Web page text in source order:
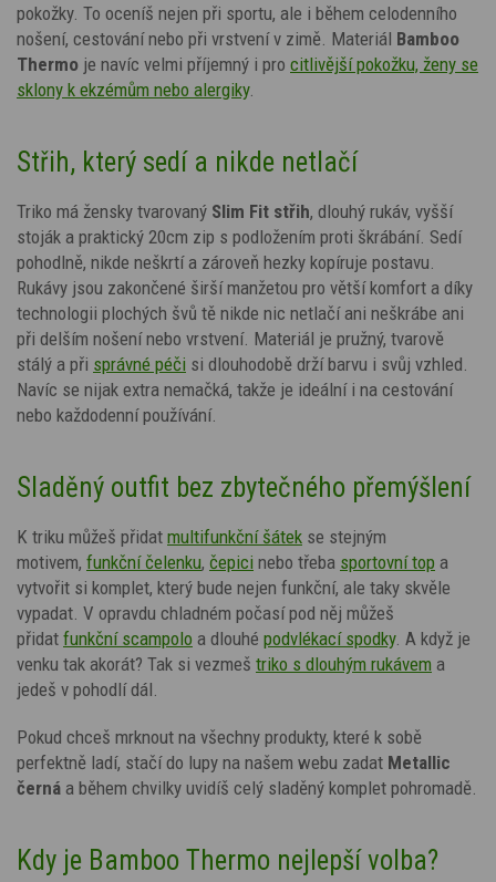
pokožky. To oceníš nejen při sportu, ale i během celodenního
nošení, cestování nebo při vrstvení v zimě. Materiál Bamboo
Thermo je navíc velmi příjemný i pro citlivější pokožku, ženy se
sklony k ekzémům nebo alergiky.
Střih, který sedí a nikde netlačí
Triko má žensky tvarovaný Slim Fit střih, dlouhý rukáv, vyšší
stoják a praktický 20cm zip s podložením proti škrábání. Sedí
pohodlně, nikde neškrtí a zároveň hezky kopíruje postavu.
Rukávy jsou zakončené širší manžetou pro větší komfort a díky
technologii plochých švů tě nikde nic netlačí ani neškrábe ani
při delším nošení nebo vrstvení. Materiál je pružný, tvarově
stálý a při správné péči si dlouhodobě drží barvu i svůj vzhled.
Navíc se nijak extra nemačká, takže je ideální i na cestování
nebo každodenní používání.
Sladěný outfit bez zbytečného přemýšlení
K triku můžeš přidat multifunkční šátek se stejným
motivem, funkční čelenku, čepici nebo třeba sportovní top a
vytvořit si komplet, který bude nejen funkční, ale taky skvěle
vypadat. V opravdu chladném počasí pod něj můžeš
přidat funkční scampolo a dlouhé podvlékací spodky. A když je
venku tak akorát? Tak si vezmeš triko s dlouhým rukávem a
jedeš v pohodlí dál.
Pokud chceš mrknout na všechny produkty, které k sobě
perfektně ladí, stačí do lupy na našem webu zadat Metallic
černá a během chvilky uvidíš celý sladěný komplet pohromadě.
Kdy je Bamboo Thermo nejlepší volba?